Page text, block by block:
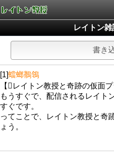
レイトン
書き
[1]蟷螂鶺鴒
【レイトン教授と奇跡の仮面プ
もうすぐで、配信されるレイト
すぐです。
ってことで、レイトン教授と奇
ょう。